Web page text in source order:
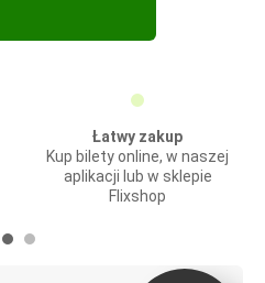
Łatwy zakup
Kup bilety online, w naszej
aplikacji lub w sklepie
Flixshop